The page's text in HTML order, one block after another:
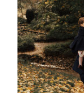
À PROPOS
INFO
CONTACT